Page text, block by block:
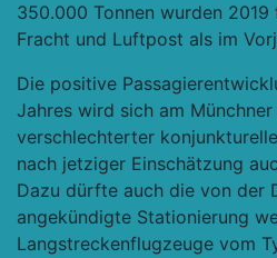
350.000 Tonnen wurden
Fracht und Luftpost als im
Die positive
Jahres wird sich am
verschlechterter
nach jetziger Einschätzung
Dazu dürfte auch die von der
angekündigte Stationierung
Langstreckenflugzeuge vom